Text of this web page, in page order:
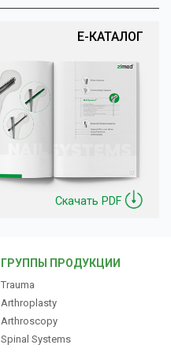
Е-КАТАЛОГ
Скачать PDF
ГРУППЫ ПРОДУКЦИИ
Trauma
Arthroplasty
Arthroscopy
Spinal Systems